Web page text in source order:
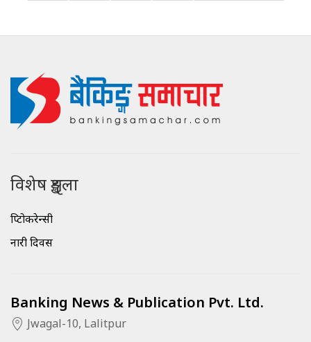
विशेष शृङ्खला
क्रिप्टोकरेन्सी
नारी दिवस
Banking News & Publication Pvt. Ltd.
Jwagal-10, Lalitpur